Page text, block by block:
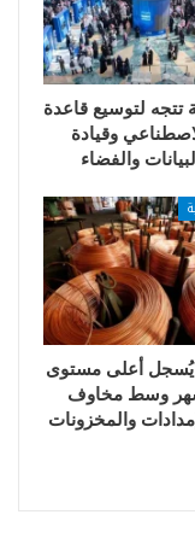
تتجه لتوسيع قاعدة
وقيادة
والفضاء
يُسجل أعلى مستوى
6 أشهر وسط مخاوف
والمخزونات